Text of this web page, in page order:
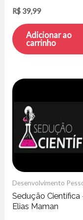
R$ 39,99
Adicionar ao
carrinho
Desenvolvimento
Sedução Cientí­fica
Elias Maman